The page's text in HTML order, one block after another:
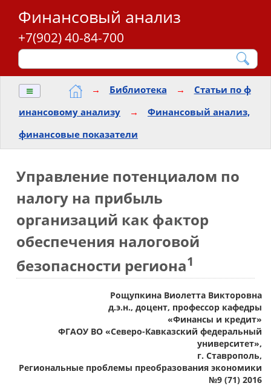
Финансовый анализ
+7(902) 40-84-700
≡ → Библиотека →
Статьи по ф
инансовому анализу
→
Финансовый анализ,
финансовые показатели
Управление потенциалом по
налогу на прибыль
организаций как фактор
обеспечения налоговой
безопасности региона1
Рощупкина Виолетта Викторовна
д.э.н., доцент, профессор кафедры
«Финансы и кредит»
ФГАОУ ВО «Северо-Кавказский федеральный
университет»,
г. Ставрополь,
Региональные проблемы преобразования экономики
№9 (71) 2016